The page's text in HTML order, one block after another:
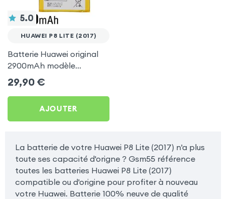
5.0
HUAWEI P8 LITE (2017)
Batterie Huawei original
2900mAh modèle
HB366481ECW pour
Huawei P8 Lite (2017)
29,90 €
AJOUTER
La batterie de votre Huawei P8 Lite (2017) n'a plus
toute ses capacité d'origne ? Gsm55 référence
toutes les batteries Huawei P8 Lite (2017)
compatible ou d'origine pour profiter à nouveau
votre Huawei. Batterie 100% neuve de qualité